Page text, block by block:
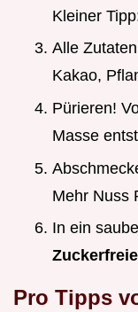
Kleiner
Alle
Kakao,
Pürieren!
Masse
Mehr Nuss
In ein
Pro Tipps